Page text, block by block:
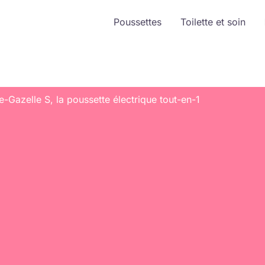
Poussettes Toilette et soin
Gazelle S, la poussette électrique tout-en-1